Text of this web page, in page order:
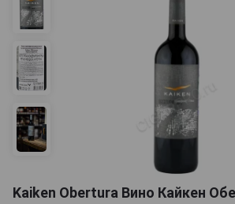
Kaiken Obertura Вино Кайкен